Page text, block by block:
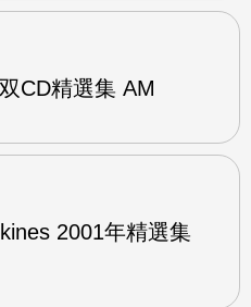
CD精選集 AM
2001年精選集